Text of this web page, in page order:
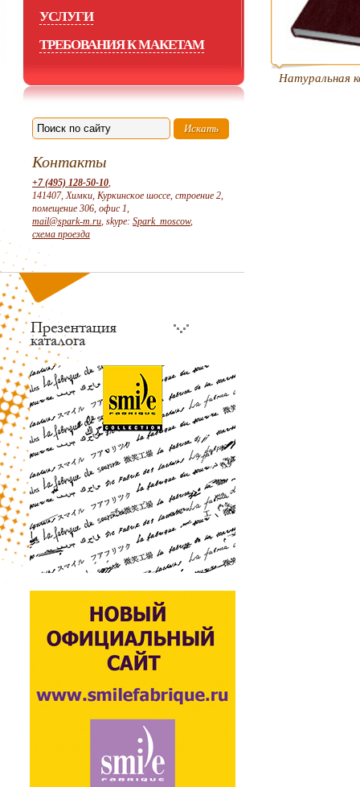
УСЛУГИ
ТРЕБОВАНИЯ К МАКЕТАМ
Контакты
+7 (495) 128-50-10,
141407, Химки, Куркинское шоссе, строение 2,
помещение 306, офис 1,
mail@spark-m.ru, skype: Spark_moscow,
схема проезда
Натуральная